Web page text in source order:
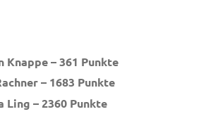
Knappe – 361 Punkte
– 1683 Punkte
Ling – 2360 Punkte